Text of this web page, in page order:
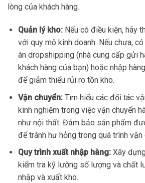
lòng của khách hàng.
Quản lý kho:Nếu có điều kiện, hãy
với quy mô kinh doanh. Nếu chưa,
án dropshipping (nhà cung cấp gửi
khách hàng của bạn) hoặc nhập
để giảm thiểu rủi ro tồn kho.
Vận chuyển:Tìm hiểu các đối tác
kinh nghiệm trong việc vận chuyển
như nội thất. Đảm bảo sản phẩm
để tránh hư hỏng trong quá trình vận
Quy trình xuất nhập hàng:Xây
kiểm tra kỹ lưỡng số lượng và chất
nhập và xuất kho.